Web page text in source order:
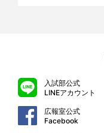
入試部公式
LINEアカウント
広報室公式
Facebook